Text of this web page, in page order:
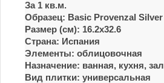
За 1 кв.м.
Образец: Basic Provenzal Silver
Размер (см): 16.2x32.6
Страна: Испания
Элементы: облицовочная
Назначение: ванная, кухня, зал
Вид плитки: универсальная